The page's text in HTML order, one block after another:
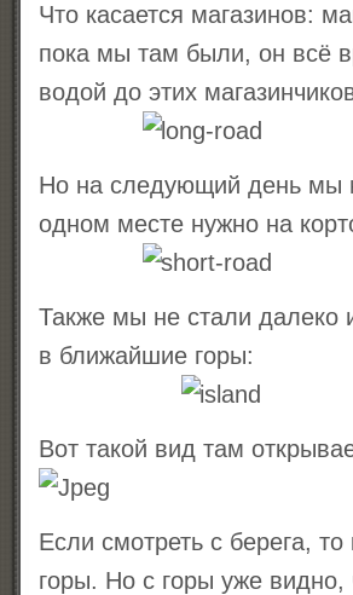
Что касается магазинов:
пока мы там были, он всё
водой до этих
Но на следующий день мы
одном месте нужно на
Также мы не стали далеко
в ближайшие горы:
Вот такой вид там
Если смотреть с берега, то
горы. Но с горы уже